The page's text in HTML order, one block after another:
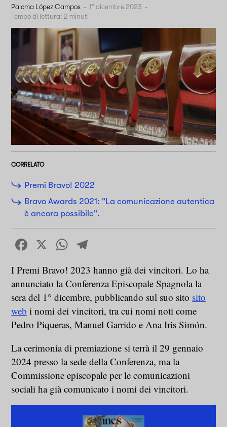
Paloma López Campos - 1° dicembre 2023 -
Tempo di lettura: 2 minuti
CORRELATO
Premi Bravo! 2022
Bravo Awards 2021: "La comunicazione autentica
è ancora possibile".
Facebook
X WhatsApp
I Premi Bravo! 2023 hanno già dei vincitori. Lo ha
annunciato la Conferenza Episcopale Spagnola la
sera del 1° dicembre, pubblicando sul suo sito sito
web i nomi dei vincitori, tra cui nomi noti come
Pedro Piqueras, Manuel Garrido e Ana Iris Simón.
La cerimonia di premiazione si terrà il 29 gennaio
2024 presso la sede della Conferenza, ma la
Commissione episcopale per le comunicazioni
sociali ha già comunicato i nomi dei vincitori.